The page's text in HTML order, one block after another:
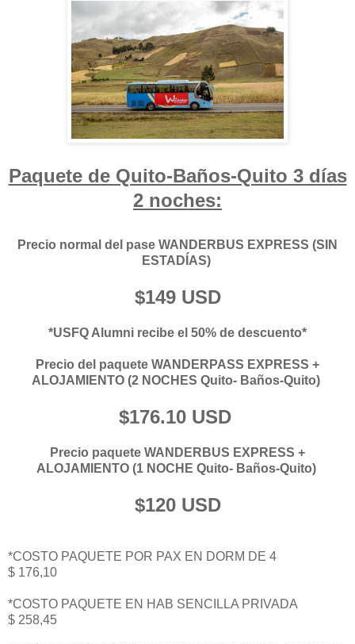
Paquete de Quito-Baños-Quito 3 días
2 noches:
Precio normal del pase WANDERBUS EXPRESS (SIN
ESTADÍAS)
$149 USD
*USFQ Alumni recibe el 50% de descuento*
Precio del paquete WANDERPASS EXPRESS +
ALOJAMIENTO (2 NOCHES Quito- Baños-Quito)
$176.10 USD
Precio paquete WANDERBUS EXPRESS +
ALOJAMIENTO (1 NOCHE Quito- Baños-Quito)
$120 USD
*COSTO PAQUETE POR PAX EN DORM DE 4
$ 176,10
*COSTO PAQUETE EN HAB SENCILLA PRIVADA
$ 258,45